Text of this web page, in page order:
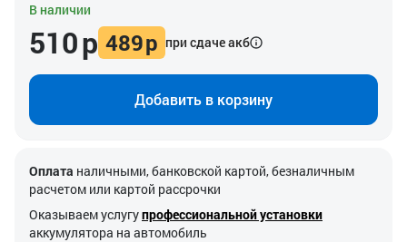
В наличии
510р 489р при сдаче акб
Добавить в корзину
Оплата наличными, банковской картой, безналичным
расчетом или картой рассрочки
Оказываем услугупрофессиональной установки
аккумулятора на автомобиль